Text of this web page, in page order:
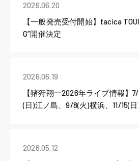
2026.06.20
【一般発売受付開始】tacica
G”開催決定
2026.06.19
【猪狩翔一2026年ライブ情報】
(日)江ノ島、9/8(火)横浜、11/15(
2026.05.12